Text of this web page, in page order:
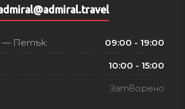
— Петък: 09:00 - 19:00
10:00 - 15:00
Затворено